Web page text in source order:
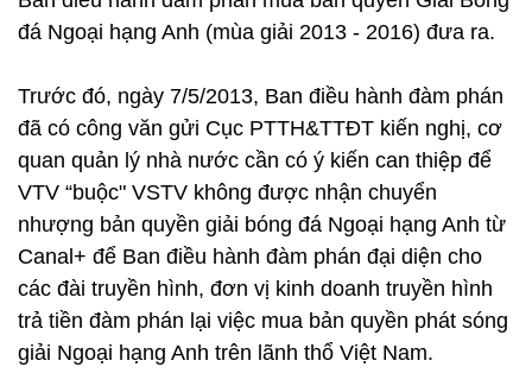
đá Ngoại hạng Anh (mùa giải 2013 - 2016) đưa ra.
Trước đó, ngày 7/5/2013, Ban điều hành đàm phán
đã có công văn gửi Cục PTTH&TTĐT kiến nghị, cơ
quan quản lý nhà nước cần có ý kiến can thiệp để
VTV “buộc" VSTV không được nhận chuyển
nhượng bản quyền giải bóng đá Ngoại hạng Anh từ
Canal+ để Ban điều hành đàm phán đại diện cho
các đài truyền hình, đơn vị kinh doanh truyền hình
trả tiền đàm phán lại việc mua bản quyền phát sóng
giải Ngoại hạng Anh trên lãnh thổ Việt Nam.